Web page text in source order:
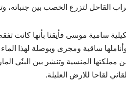
القاحل لتزرع الخصب بين
سامية موسى فأيقنا بأنها كانت
ساقية ومجرى وبوصلة لهذا
مملكتها المنسية وتنشر بين البنٌي
لقاحا للارض العليلة.